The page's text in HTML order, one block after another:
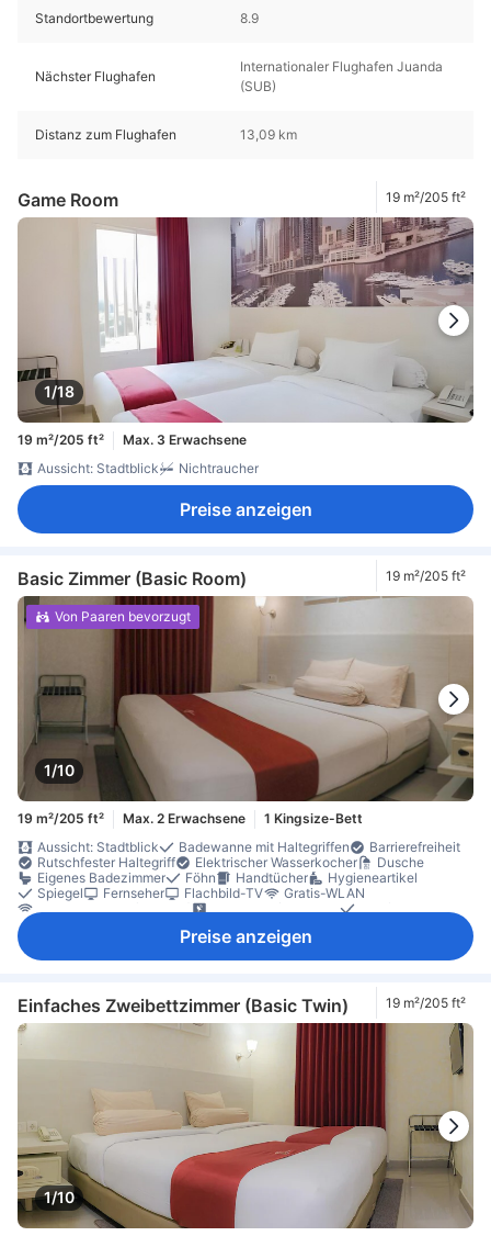
Standortbewertung 8.9
Nächster Flughafen
Internationaler Flughafen Juanda
(SUB)
Distanz zum Flughafen 13,09 km
Game Room 19 m²/205 ft²
1/18
19 m²/205 ft²
Max. 3 Erwachsene
Aussicht: Stadtblick
Nichtraucher
Preise anzeigen
Basic Zimmer (Basic Room) 19 m²/205 ft²
1/10
Von Paaren bevorzugt
19 m²/205 ft² Max. 2 Erwachsene
1 Kingsize-Bett
Aussicht: Stadtblick
Badewanne mit Haltegriffen
Barrierefreiheit
Rutschfester Haltegriff
Elektrischer Wasserkocher
Dusche
Eigenes Badezimmer
Föhn Handtücher
Hygieneartikel
Spiegel
Fernseher Flachbild-TV
Gratis-WLAN
Gratis-Wasser Instantkaffee (gratis)
Schließfach im Zimmer
Zugang über Aufzug
Preise anzeigen
Einfaches Zweibettzimmer (Basic Twin) 19 m²/205 ft²
1/10